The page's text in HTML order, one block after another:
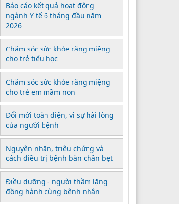
Báo cáo kết quả hoạt động
ngành Y tế 6 tháng đầu năm
2026
Chăm sóc sức khỏe răng miệng
cho trẻ tiểu học
Chăm sóc sức khỏe răng miệng
cho trẻ em mầm non
Đổi mới toàn diện, vì sự hài lòng
của người bệnh
Nguyên nhân, triệu chứng và
cách điều trị bệnh bàn chân bẹt
Điều dưỡng - người thầm lặng
đồng hành cùng bệnh nhân